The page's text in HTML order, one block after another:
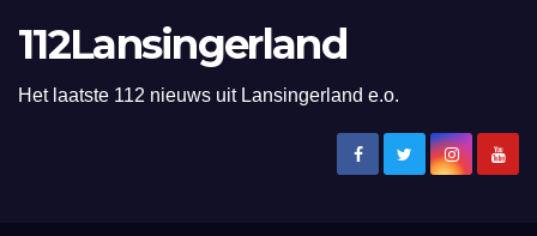
112Lansingerland
Het laatste 112 nieuws uit Lansingerland e.o.